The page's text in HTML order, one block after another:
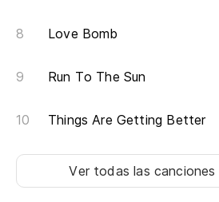
Love Bomb
Run To The Sun
Things Are Getting Better
Ver todas las canciones